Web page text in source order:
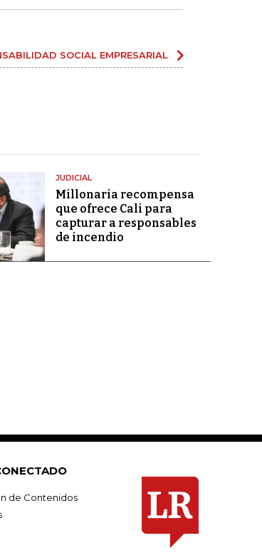
SOCIAL EMPRESARIAL
JUDICIAL
Millonaria recompensa
que ofrece Cali para
capturar a responsables
de incendio
de Contenidos